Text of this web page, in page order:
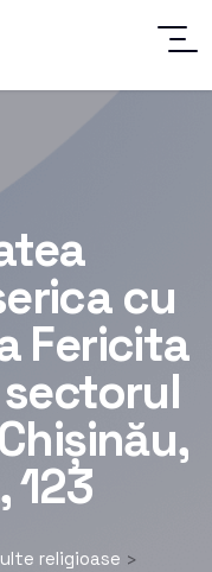
cu
Fericita
123
religioase >